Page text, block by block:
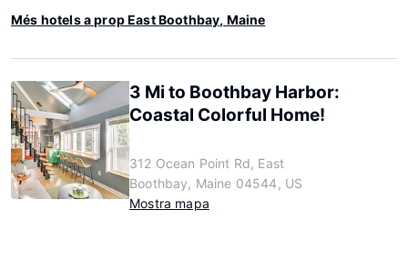
Més hotels a prop East Boothbay, Maine
3 Mi to Boothbay Harbor:
Coastal Colorful Home!
312 Ocean Point Rd, East
Boothbay, Maine 04544, US
Mostra mapa